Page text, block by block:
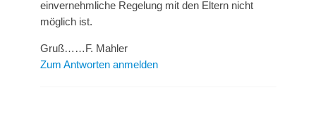
einvernehmliche Regelung mit den Eltern nicht
möglich ist.
Gruß……F. Mahler
Zum Antworten anmelden